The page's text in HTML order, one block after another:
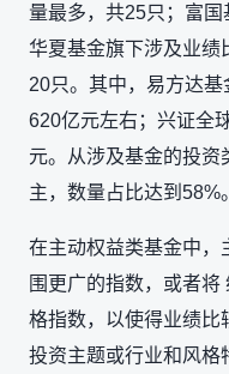
量最多，共25只；富国
华夏基金旗下涉及业绩
20只。其中，易方达
620亿元左右；兴证全
元。从涉及基金的投资
主，数量占比达到58%。
在主动权益类基金中，
围更广的指数，或者
格指数，以使得业绩比
投资主题或行业和风格